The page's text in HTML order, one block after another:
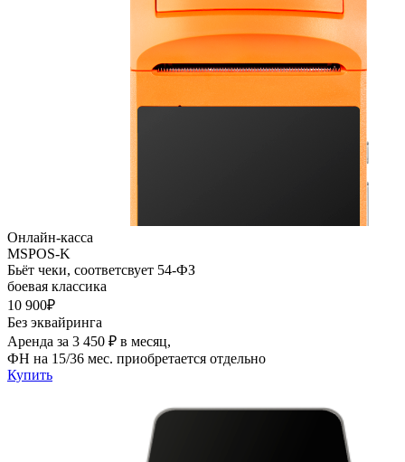
Онлайн-касса
MSPOS-K
Бьёт чеки, соответсвует 54-ФЗ
боевая классика
10 900₽
Без эквайринга
Аренда за 3 450 ₽ в месяц,
ФН на 15/36 мес. приобретается отдельно
Купить